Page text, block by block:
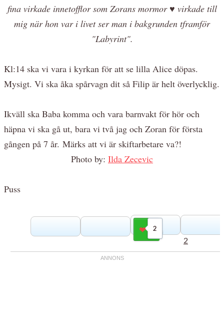
fina virkade innetofflor som Zorans mormor ♥ virkade till
mig när hon var i livet ser man i bakgrunden tframför
"Labyrint".
Kl:14 ska vi vara i kyrkan för att se lilla Alice döpas.
Mysigt. Vi ska åka spårvagn dit så Filip är helt överlycklig.
Ikväll ska Baba komma och vara barnvakt för hör och
häpna vi ska gå ut, bara vi två jag och Zoran för första
gången på 7 år. Märks att vi är skiftarbetare va?!
Photo by: Ilda Zecevic
Puss
2
Gilla
2